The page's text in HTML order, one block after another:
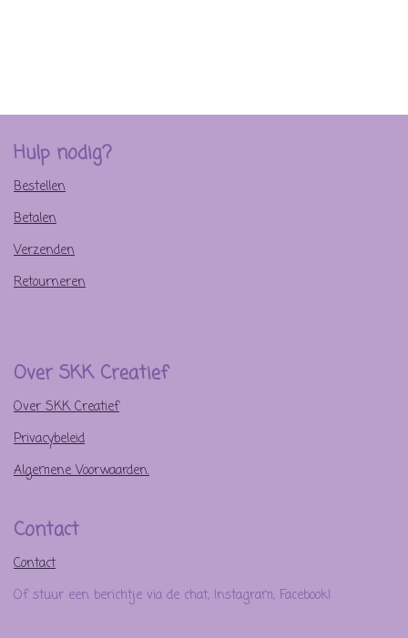
Hulp nodig?
Bestellen
Betalen
Verzenden
Retourneren
Over SKK Creatief
Over SKK Creatief
Privacybeleid
Algemene Voorwaarden.
Contact
Contact
Of stuur een berichtje via de chat, Instagram, Facebook!